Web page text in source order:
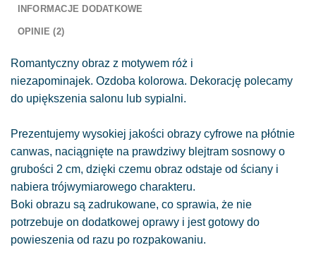
INFORMACJE DODATKOWE
OPINIE (2)
Romantyczny obraz z motywem róż i
niezapominajek. Ozdoba kolorowa. Dekorację polecamy
do upiększenia salonu lub sypialni.
Prezentujemy wysokiej jakości obrazy cyfrowe na płótnie
canwas, naciągnięte na prawdziwy blejtram sosnowy o
grubości 2 cm, dzięki czemu obraz odstaje od ściany i
nabiera trójwymiarowego charakteru.
Boki obrazu są zadrukowane, co sprawia, że nie
potrzebuje on dodatkowej oprawy i jest gotowy do
powieszenia od razu po rozpakowaniu.